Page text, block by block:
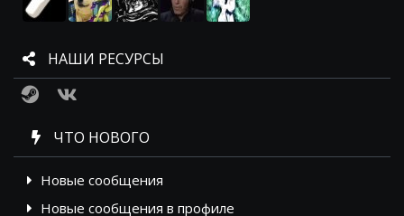
НАШИ РЕСУРСЫ
Steam
ЧТО НОВОГО
Новые сообщения
Новые сообщения в профиле